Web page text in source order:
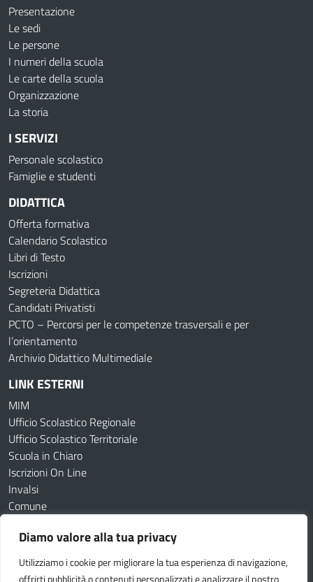
Diamo valore alla tua privacy
Utilizziamo i cookie per migliorare la tua esperienza di navigazione,
offrirti pubblicità o contenuti personalizzati e analizzare il nostro
Presentazione
Le sedi
Le persone
I numeri della scuola
Le carte della scuola
Organizzazione
La storia
I SERVIZI
Personale scolastico
Famiglie e studenti
DIDATTICA
Offerta formativa
Calendario Scolastico
Libri di Testo
Iscrizioni
Segreteria Didattica
Candidati Privatisti
PCTO – Percorsi per le competenze trasversali e per
l’orientamento
Archivio Didattico Multimediale
LINK ESTERNI
MIM
Ufficio Scolastico Regionale
Ufficio Scolastico Territoriale
Scuola in Chiaro
Iscrizioni On Line
Invalsi
Comune
Amministrazione TrasparenteAlbo online
Dichiarazione di accessibilitàObiettivi di accessibilità
Cookie PolicyPrivacy Policy